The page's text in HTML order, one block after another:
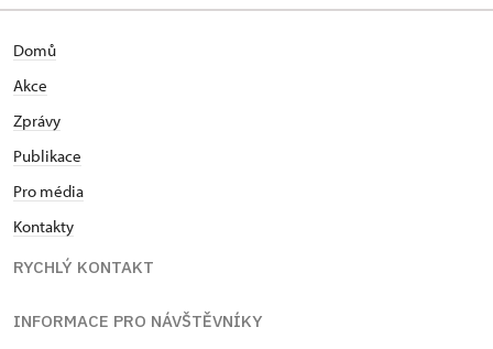
Domů
Akce
Zprávy
Publikace
Pro média
Kontakty
RYCHLÝ KONTAKT
INFORMACE PRO NÁVŠTĚVNÍKY